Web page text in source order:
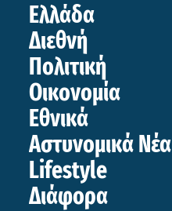
Ελλάδα
Διεθνή
Πολιτική
Οικονομία
Εθνικά
Αστυνομικά Νέα
Lifestyle
Διάφορα